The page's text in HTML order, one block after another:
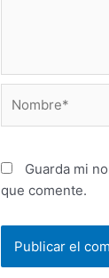
Guarda mi
que comente.